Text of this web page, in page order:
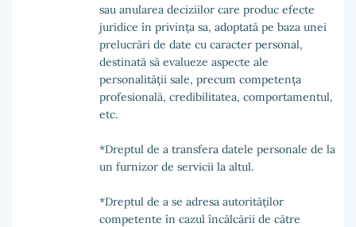
sau anularea deciziilor care produc efecte
juridice în privința sa, adoptată pe baza unei
prelucrări de date cu caracter personal,
destinată să evalueze aspecte ale
personalității sale, precum competența
profesională, credibilitatea, comportamentul,
etc.
*Dreptul de a transfera datele personale de la
un furnizor de servicii la altul.
*Dreptul de a se adresa autorităților
competente în cazul încălcării de către